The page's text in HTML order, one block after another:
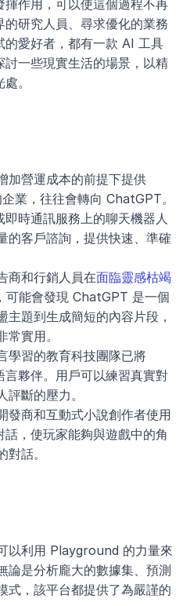
作用，可以使這個過程不再
研究人員、尋求優化的業務
的愛好者，都有一款 AI 工具
一些現實生活的場景，以精
。
加營運成本的前提下提供
業，往往會轉向 ChatGPT。
時通訊服務上的聊天機器人
的客戶諮詢，提供快速、準確
商和行銷人員在面臨靈感枯竭
可能會發現 ChatGPT 是一個
主題到生成簡短的內容片段，
實用。
學習的教育科技團隊已將
夥伴。用戶可以練習真實對
斷的壓力。
發商和互動式小說創作者使用
，使玩家能夠與遊戲中的角
話。
以利用 Playground 的力量來
論是分析龐大的數據集、預測
式，該平台都提供了為嚴謹的